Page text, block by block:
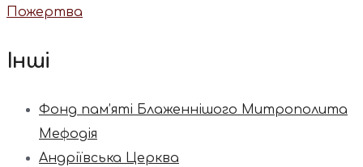
Пожертва
Інші
Фонд пам’яті Блаженнішого Митрополита
Мефодія
Андріївська Церква